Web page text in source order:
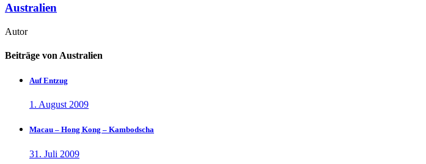
Australien
Autor
Beiträge von Australien
Auf Entzug
1. August 2009
Macau – Hong Kong – Kambodscha
31. Juli 2009